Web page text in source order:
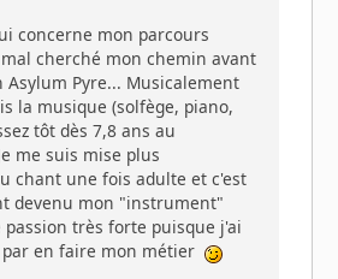
concerne mon parcours
cherché mon chemin avant
Pyre... Musicalement
la musique (solfège, piano,
tôt dès 7,8 ans au
me suis mise plus
chant une fois adulte et c'est
devenu mon "instrument"
très forte puisque j'ai
en faire mon métier